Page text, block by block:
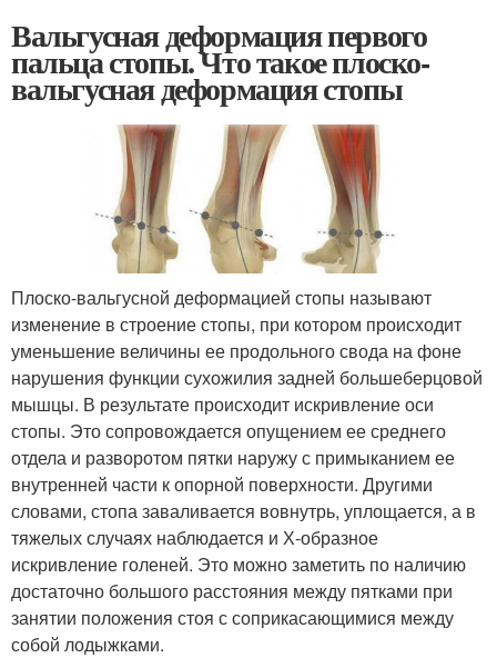
Вальгусная деформация первого
пальца стопы. Что такое плоско-
вальгусная деформация стопы
Плоско-вальгусной деформацией стопы называют
изменение в строение стопы, при котором происходит
уменьшение величины ее продольного свода на фоне
нарушения функции сухожилия задней большеберцовой
мышцы. В результате происходит искривление оси
стопы. Это сопровождается опущением ее среднего
отдела и разворотом пятки наружу с примыканием ее
внутренней части к опорной поверхности. Другими
словами, стопа заваливается вовнутрь, уплощается, а в
тяжелых случаях наблюдается и Х-образное
искривление голеней. Это можно заметить по наличию
достаточно большого расстояния между пятками при
занятии положения стоя с соприкасающимися между
собой лодыжками.